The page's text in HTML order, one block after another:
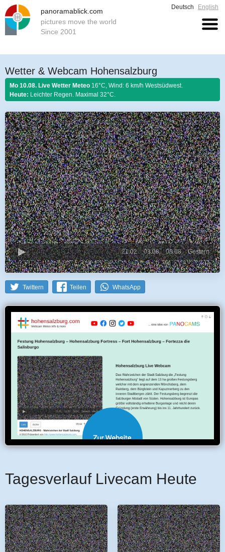
panoramablick.com
pictures move the world
Since 2001
Deutsch English
Wetter & Webcam Hohensalzburg
Mo 10.08. Live Wetter Meteo 16°C, Wind: 6 km/h Westsüdwest.
Heute: Leichter Regen. Maximal 32°C.
Gestern
08.08.
03.08.
21.02.
Twittern Teilen WhatsApp
Tagesverlauf Livecam Heute